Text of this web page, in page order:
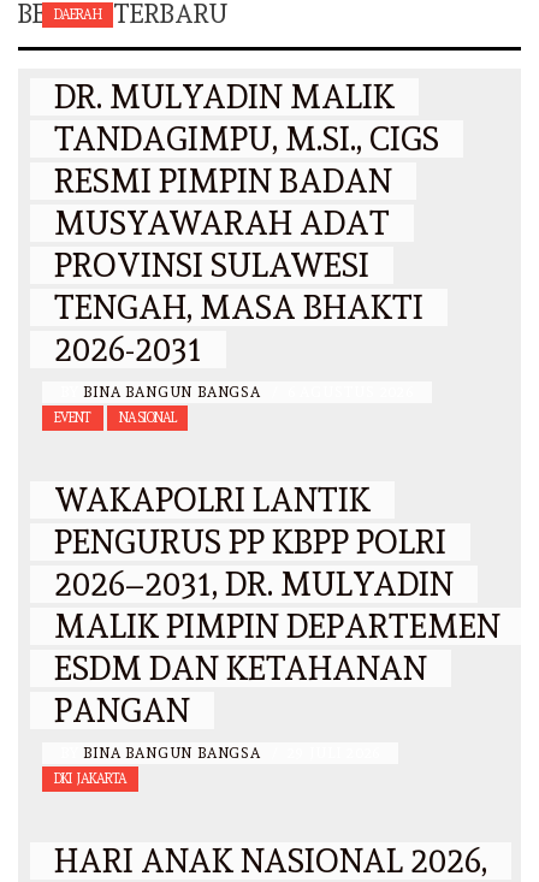
BERITA TERBARU
DAERAH
DR. MULYADIN MALIK
TANDAGIMPU, M.SI., CIGS
RESMI PIMPIN BADAN
MUSYAWARAH ADAT
PROVINSI SULAWESI
TENGAH, MASA BHAKTI
2026-2031
BINA BANGUN BANGSA
EVENT NASIONAL
WAKAPOLRI LANTIK
PENGURUS PP KBPP POLRI
2026–2031, DR. MULYADIN
MALIK PIMPIN DEPARTEMEN
ESDM DAN KETAHANAN
PANGAN
BINA BANGUN BANGSA
DKI JAKARTA
HARI ANAK NASIONAL 2026,